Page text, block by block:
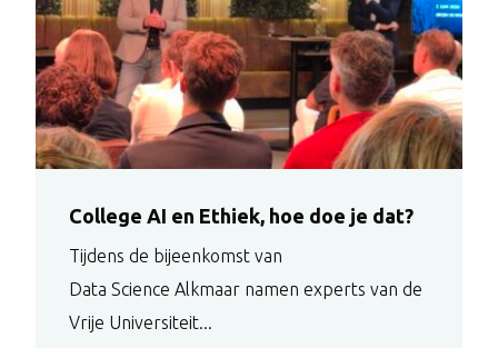
College AI en Ethiek, hoe doe je dat?
Tijdens de bijeenkomst van
Data Science Alkmaar namen experts van de
Vrije Universiteit...